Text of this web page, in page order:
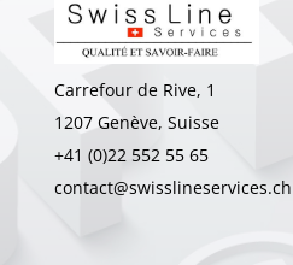
Carrefour de Rive, 1
1207 Genève, Suisse
+41 (0)22 552 55 65
contact@swisslineservices.ch